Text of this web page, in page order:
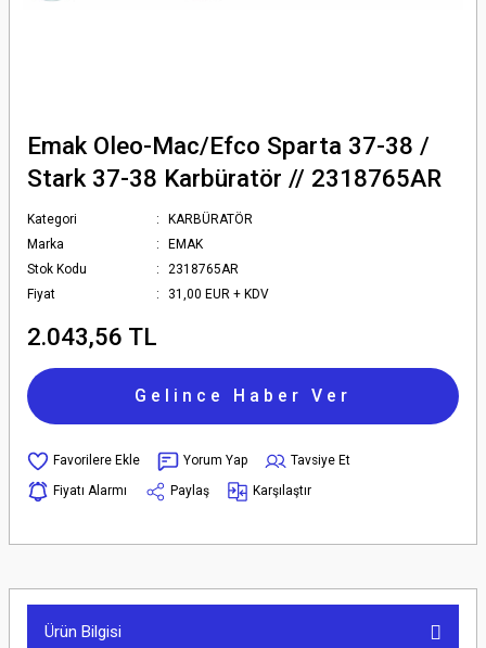
Emak Oleo-Mac/Efco Sparta 37-38 /
Stark 37-38 Karbüratör // 2318765AR
Kategori
KARBÜRATÖR
Marka
EMAK
Stok Kodu
2318765AR
Fiyat
31,00 EUR + KDV
2.043,56 TL
Gelince Haber Ver
Yorum Yap
Tavsiye Et
Fiyatı Alarmı
Paylaş Karşılaştır
Ürün Bilgisi